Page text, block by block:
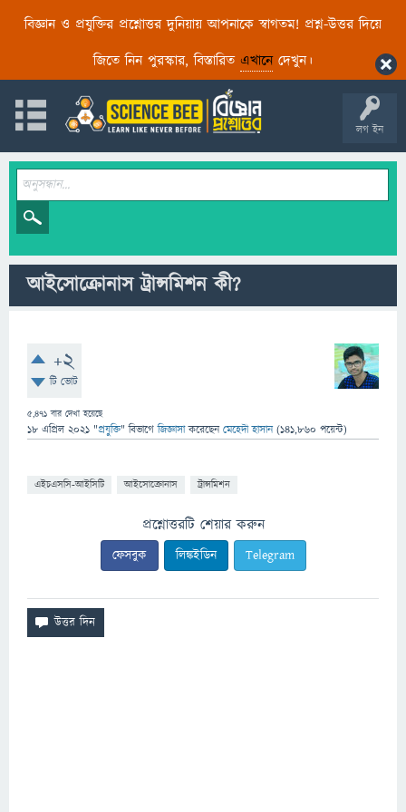
বিজ্ঞান ও প্রযুক্তির প্রশ্নোত্তর দুনিয়ায় আপনাকে স্বাগতম! প্রশ্ন-উত্তর দিয়ে
জিতে নিন পুরস্কার, বিস্তারিত এখানেদেখুন।
লগ ইন
আইসোক্রোনাস ট্রান্সমিশন কী?
+2
টি ভোট
5,471 বার দেখা হয়েছে
18 এপ্রিল 2021 "প্রযুক্তি" বিভাগে জিজ্ঞাসাকরেছেনমেহেদী হাসান (141,860 পয়েন্ট)
এইচএসসি-আইসিটি আইসোক্রোনাস ট্রান্সমিশন
প্রশ্নোত্তরটি শেয়ার করুন
ফেসবুক লিঙ্কইডিন Telegram